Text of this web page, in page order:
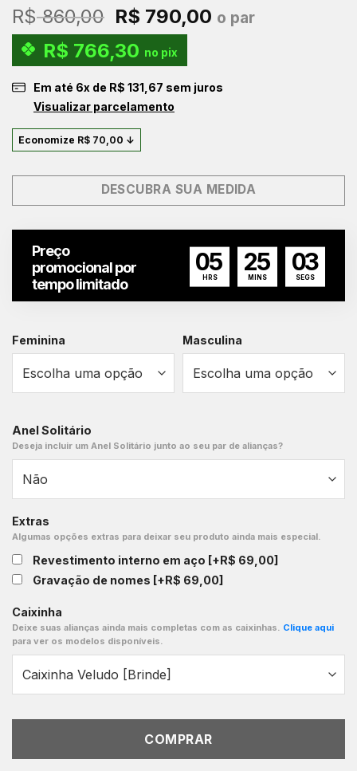
R$860,00 O
preço
original
era:
R$ 860,00.
R$ 790,00 O
R$ 790,00.
o par
R$ 766,30 no pix
Em até 6x de R$ 131,67 sem juros
Visualizar parcelamento
Economize R$ 70,00 ↓
DESCUBRA SUA MEDIDA
Preço
promocional por
tempo limitado
05
HRS
25
MINS
02
SEGS
Feminina Masculina
Anel Solitário
Deseja incluir um Anel Solitário junto ao seu par de alianças?
Extras
Algumas opções extras para deixar seu produto ainda mais especial.
Revestimento interno em aço [+R$ 69,00]
Gravação de nomes [+R$ 69,00]
Caixinha
Deixe suas alianças ainda mais completas com as caixinhas. Clique aqui
para ver os modelos disponíveis.
COMPRAR